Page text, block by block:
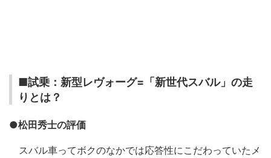
■試乗：新型レヴォーグ=「新世代スバル」の走
りとは？
●松田秀士の評価
スバル車ってボクのなかでは応答性にこだわっていたメ